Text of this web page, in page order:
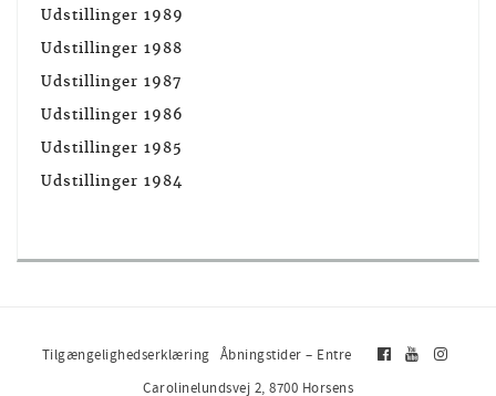
Udstillinger 1989
Udstillinger 1988
Udstillinger 1987
Udstillinger 1986
Udstillinger 1985
Udstillinger 1984
Tilgængelighedserklæring Åbningstider – Entre
Carolinelundsvej 2, 8700 Horsens